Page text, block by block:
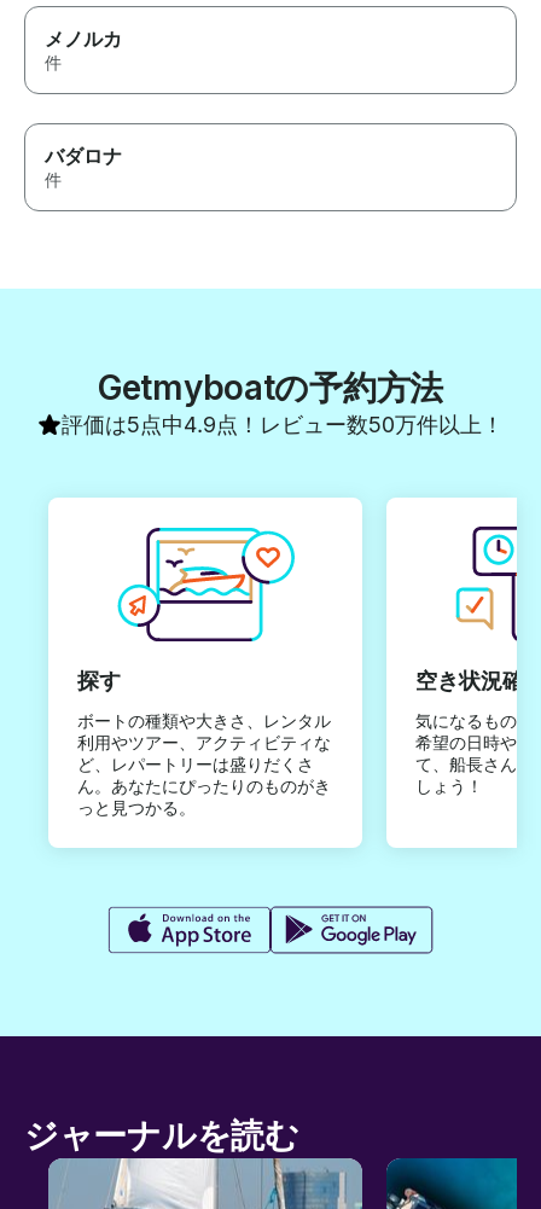
メノルカ
件
バダロナ
件
Getmyboatの予約方法
評価は5点中4.9点！レビュー数50万件以上！
探す
ボートの種類や大きさ、レンタル
利用やツアー、アクティビティな
ど、レパートリーは盛りだくさ
ん。あなたにぴったりのものがき
っと見つかる。
空き状況確
気になるものは
希望の日時やご
て、船長さんか
しょう！
ジャーナルを読む